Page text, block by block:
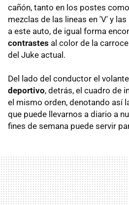
cañón, tanto en los postes como
mezclas de las lineas en 'V' y
a este auto, de igual forma
contrastes al color de la
del Juke actual.
Del lado del conductor el
deportivo, detrás, el cuadro de
el mismo orden, denotando así
que puede llevarnos a diario a
fines de semana puede servir